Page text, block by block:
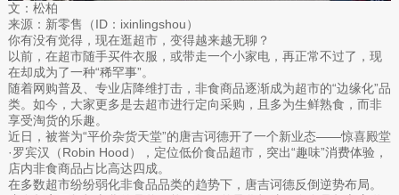
文：松柏
来源：新零售（ID：ixinlingshou）
你有没有觉得，现在逛超市，变得越来越无聊？
以前，在超市随手买件衣服，或带走一个小家电，再正常不过了，现
在却成为了一种“稀罕事”。
随着网购普及、专业店降维打击，非食商品逐渐成为超市的“边缘化”品
类。如今，大家更多是去超市进行定向采购，且多为生鲜熟食，而非
享受淘货的乐趣。
近日，被誉为“平价杂货天堂”的唐吉诃德开了一个新业态——惊喜殿堂
·罗宾汉（Robin Hood），定位低价食品超市，突出“趣味”消费体验，
店内非食商品占比高达四成。
在多数超市纷纷弱化非食品品类的趋势下，唐吉诃德反倒逆势布局。